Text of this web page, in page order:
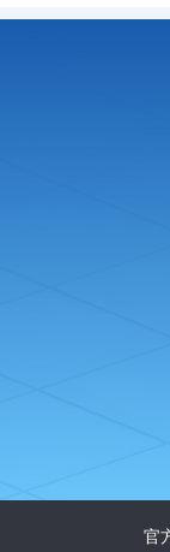
官